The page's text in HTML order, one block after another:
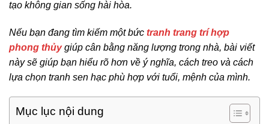
tạo không gian sống hài hòa.
Nếu bạn đang tìm kiếm một bức tranh trang trí hợp
phong thủygiúp cân bằng năng lượng trong nhà, bài viết
này sẽ giúp bạn hiểu rõ hơn về ý nghĩa, cách treo và cách
lựa chọn tranh sen hạc phù hợp với tuổi, mệnh của mình.
Mục lục nội dung